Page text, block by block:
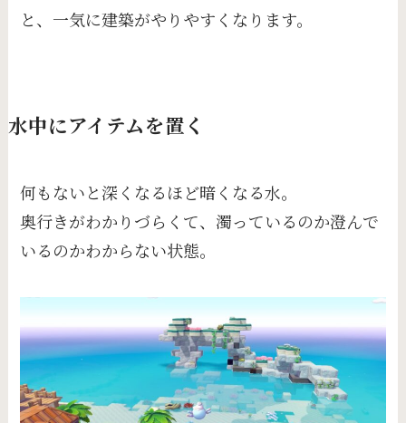
と、一気に建築がやりやすくなります。
水中にアイテムを置く
何もないと深くなるほど暗くなる水。
奥行きがわかりづらくて、濁っているのか澄んで
いるのかわからない状態。